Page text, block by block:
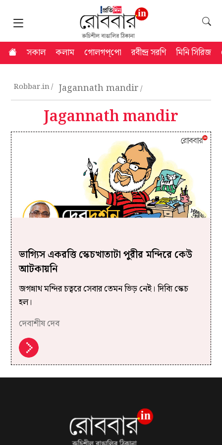
সকাল কলাম গোলগপ্‌পো রবীন্দ্র সরণি মিনি সিরিজ
Robbar.in Jagannath mandir
Jagannath mandir
ভাগ্যিস একরত্তি স্কেচখাতাটা পুরীর মন্দিরে কেউ
আটকায়নি
জগন্নাথ মন্দির চত্বরে সেবার তেমন ভিড় নেই। দিব্যি স্কেচ
হল।
দেবাশীষ দেব